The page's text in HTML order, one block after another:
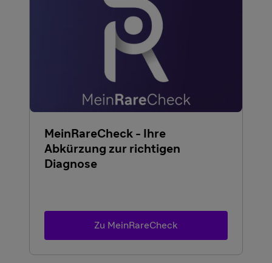
MeinRareCheck - Ihre
Abkürzung zur richtigen
Diagnose
Zu MeinRareCheck